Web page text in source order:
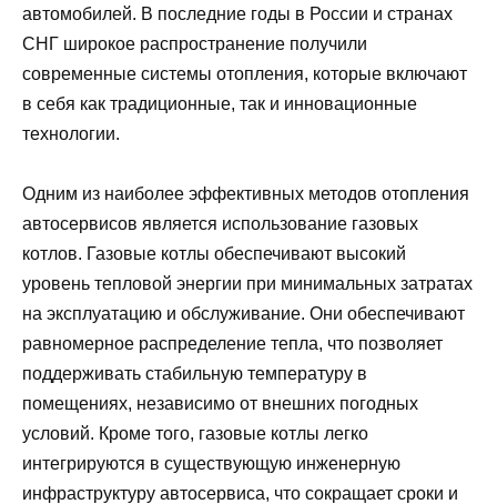
автомобилей. В последние годы в России и странах
СНГ широкое распространение получили
современные системы отопления, которые включают
в себя как традиционные, так и инновационные
технологии.
Одним из наиболее эффективных методов отопления
автосервисов является использование газовых
котлов. Газовые котлы обеспечивают высокий
уровень тепловой энергии при минимальных затратах
на эксплуатацию и обслуживание. Они обеспечивают
равномерное распределение тепла, что позволяет
поддерживать стабильную температуру в
помещениях, независимо от внешних погодных
условий. Кроме того, газовые котлы легко
интегрируются в существующую инженерную
инфраструктуру автосервиса, что сокращает сроки и